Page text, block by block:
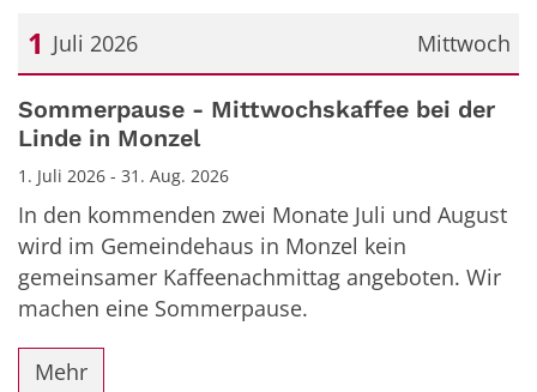
Mittwoch
1 Juli 2026
Datum: 1. Juli 2026
Sommerpause - Mittwochskaffee bei der
Linde in Monzel
1. Juli 2026 - 31. Aug. 2026
In den kommenden zwei Monate Juli und August
wird im Gemeindehaus in Monzel kein
gemeinsamer Kaffeenachmittag angeboten. Wir
machen eine Sommerpause.
Mehr